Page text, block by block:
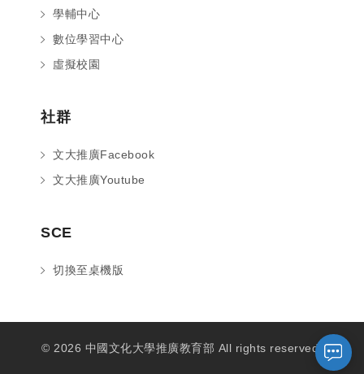
學輔中心
數位學習中心
虛擬校園
社群
文大推廣Facebook
文大推廣Youtube
SCE
切換至桌機版
© 2026 中國文化大學推廣教育部 All rights reserved.